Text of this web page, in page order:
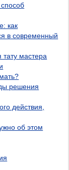
как
в современный
мастера
решения
действия,
об этом